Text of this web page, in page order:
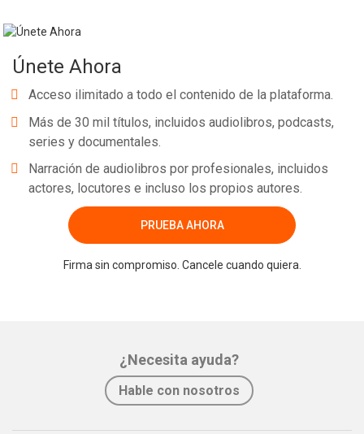
Únete Ahora
Acceso ilimitado a todo el contenido de la plataforma.
Más de 30 mil títulos, incluidos audiolibros, podcasts,
series y documentales.
Narración de audiolibros por profesionales, incluidos
actores, locutores e incluso los propios autores.
PRUEBA AHORA
Firma sin compromiso. Cancele cuando quiera.
¿Necesita ayuda?
Hable con nosotros